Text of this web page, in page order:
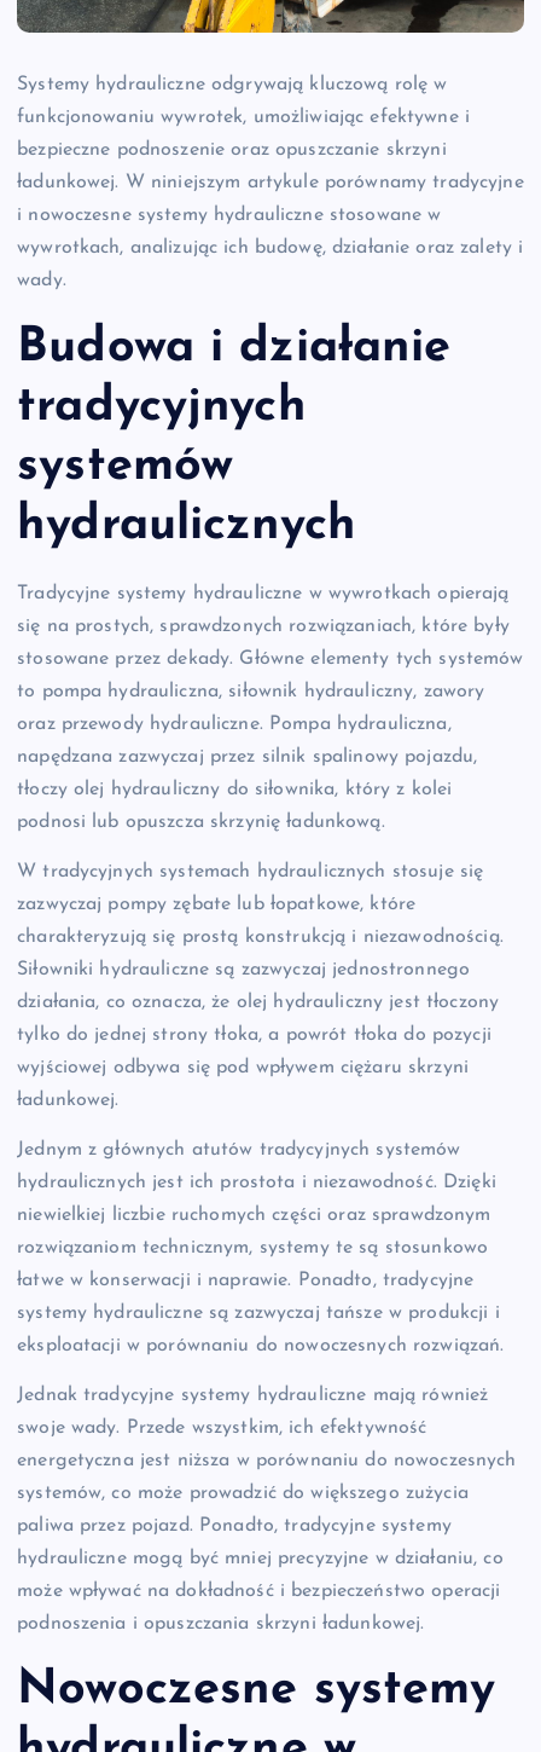
Systemy hydrauliczne odgrywają kluczową rolę w
funkcjonowaniu wywrotek, umożliwiając efektywne i
bezpieczne podnoszenie oraz opuszczanie skrzyni
ładunkowej. W niniejszym artykule porównamy tradycyjne
i nowoczesne systemy hydrauliczne stosowane w
wywrotkach, analizując ich budowę, działanie oraz zalety i
wady.
Budowa i działanie
tradycyjnych
systemów
hydraulicznych
Tradycyjne systemy hydrauliczne w wywrotkach opierają
się na prostych, sprawdzonych rozwiązaniach, które były
stosowane przez dekady. Główne elementy tych systemów
to pompa hydrauliczna, siłownik hydrauliczny, zawory
oraz przewody hydrauliczne. Pompa hydrauliczna,
napędzana zazwyczaj przez silnik spalinowy pojazdu,
tłoczy olej hydrauliczny do siłownika, który z kolei
podnosi lub opuszcza skrzynię ładunkową.
W tradycyjnych systemach hydraulicznych stosuje się
zazwyczaj pompy zębate lub łopatkowe, które
charakteryzują się prostą konstrukcją i niezawodnością.
Siłowniki hydrauliczne są zazwyczaj jednostronnego
działania, co oznacza, że olej hydrauliczny jest tłoczony
tylko do jednej strony tłoka, a powrót tłoka do pozycji
wyjściowej odbywa się pod wpływem ciężaru skrzyni
ładunkowej.
Jednym z głównych atutów tradycyjnych systemów
hydraulicznych jest ich prostota i niezawodność. Dzięki
niewielkiej liczbie ruchomych części oraz sprawdzonym
rozwiązaniom technicznym, systemy te są stosunkowo
łatwe w konserwacji i naprawie. Ponadto, tradycyjne
systemy hydrauliczne są zazwyczaj tańsze w produkcji i
eksploatacji w porównaniu do nowoczesnych rozwiązań.
Jednak tradycyjne systemy hydrauliczne mają również
swoje wady. Przede wszystkim, ich efektywność
energetyczna jest niższa w porównaniu do nowoczesnych
systemów, co może prowadzić do większego zużycia
paliwa przez pojazd. Ponadto, tradycyjne systemy
hydrauliczne mogą być mniej precyzyjne w działaniu, co
może wpływać na dokładność i bezpieczeństwo operacji
podnoszenia i opuszczania skrzyni ładunkowej.
Nowoczesne systemy